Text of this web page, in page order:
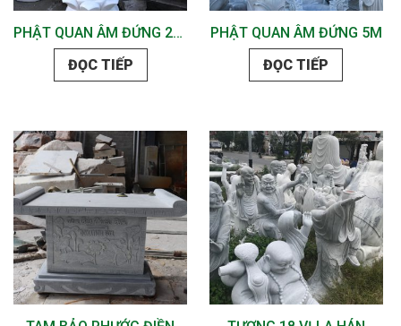
PHẬT QUAN ÂM ĐỨNG 2M2
ĐỌC TIẾP
PHẬT QUAN ÂM ĐỨNG 5M
ĐỌC TIẾP